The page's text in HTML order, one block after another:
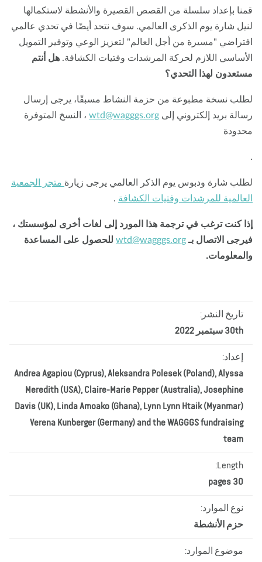
بإعداد سلسلة من القصص القصيرة والأنشطة لاستكمالها
شارة يوم الذكرى العالمي. سوف نتحد أيضًا في تحدي عالمي
"مسيرة من أجل العالم" لتعزيز الوعي وتوفير التمويل
اللازم لحركة المرشدات وفتيات الكشافة.هل أنتم
لهذا التحدي؟
نسخة مطبوعة من حزمة النشاط مسبقًا، يرجى إرسال
بريد إلكتروني إلى
wtd@wagggs.org، النسخ المتوفرة
شارة ودبوس يوم الذكر العالمي يرجى زيارة متجر الجمعية
للمرشدات وفتيات الكشافة.
كنت ترغب في ترجمة هذا المورد إلى لغات أخرى لمؤسستك ،
الاتصال بـ wtd@wagggs.org للحصول على المساعدة
تاريخ النشر:
30th سبتمبر 2022
إعداد:
Andrea Agapiou (Cyprus), Aleksandra Polesek (Poland), Alyssa
Meredith (USA), Claire-Marie Pepper (Australia), Josephine
Davis (UK), Linda Amoako (Ghana), Lynn Lynn Htaik (Myanmar)
Verena Kunberger (Germany) and the WAGGGS fundraising
team
Length:
نوع الموارد:
حزم الأنشطة
موضوع الموارد: